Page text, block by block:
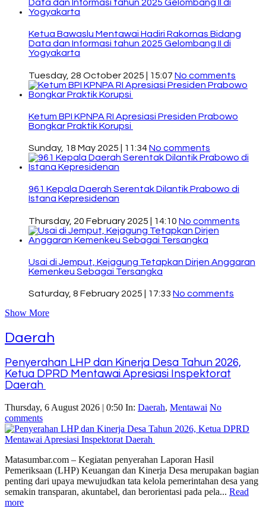
Ketua Bawaslu Mentawai Hadiri Rakornas Bidang
Data dan Informasi tahun 2025 Gelombang II di
Yogyakarta
Tuesday, 28 October 2025 | 15:07 No comments
Ketum BPI KPNPA RI Apresiasi Presiden Prabowo
Bongkar Praktik Korupsi
Sunday, 18 May 2025 | 11:34No comments
961 Kepala Daerah Serentak Dilantik Prabowo di
Istana Kepresidenan
Thursday, 20 February 2025 | 14:10 No comments
Usai di Jemput, Kejagung Tetapkan Dirjen Anggaran
Kemenkeu Sebagai Tersangka
Saturday, 8 February 2025 | 17:33 No comments
Show More
Daerah
Penyerahan LHP dan Kinerja Desa Tahun 2026,
Ketua DPRD Mentawai Apresiasi Inspektorat
Daerah
Thursday, 6 August 2026 | 0:50 In: Daerah, Mentawai No
comments
Matasumbar.com – Kegiatan penyerahan Laporan Hasil
Pemeriksaan (LHP) Keuangan dan Kinerja Desa merupakan bagian
penting dari upaya mewujudkan tata kelola pemerintahan desa yang
semakin transparan, akuntabel, dan berorientasi pada pela... Read
more